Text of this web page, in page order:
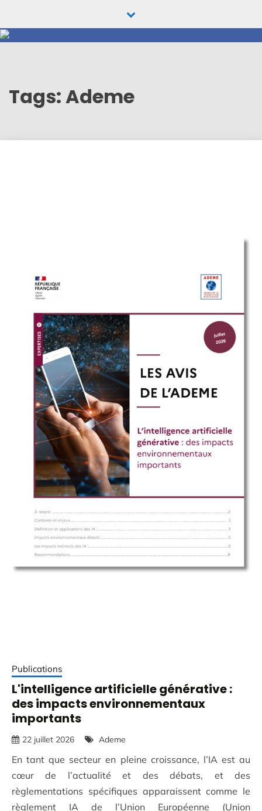
content
Tags: Ademe
Publications
L'intelligence artificielle générative :
des impacts environnementaux
importants
22 juillet 2026 Ademe
En tant que secteur en pleine croissance, l’IA est au
cœur de l’actualité et des débats, et des
règlementations spécifiques apparaissent comme le
règlement IA de l’Union Européenne (Union